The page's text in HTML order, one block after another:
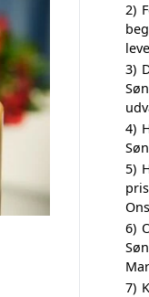
2)
3)
4)
5)
6)
7)